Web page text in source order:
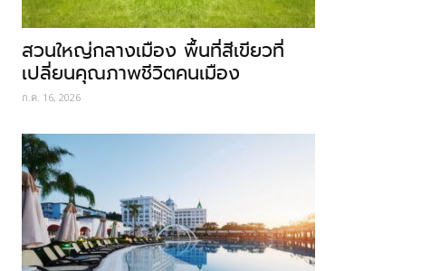
สวนใหญ่กลางเมือง พื้นที่สีเขียวที่
เปลี่ยนคุณภาพชีวิตคนเมือง
ก.ค. 16, 2026